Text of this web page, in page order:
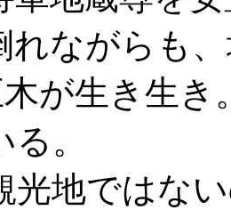
れながらも
が生き生
。
光地ではな